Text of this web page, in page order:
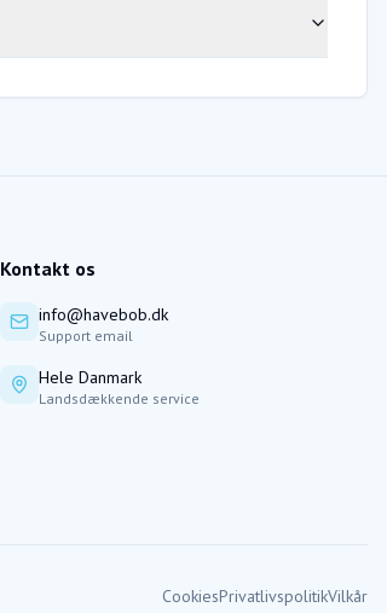
Kontakt os
info@havebob.dk
Support email
Hele Danmark
Landsdækkende service
CookiesPrivatlivspolitikVilkår